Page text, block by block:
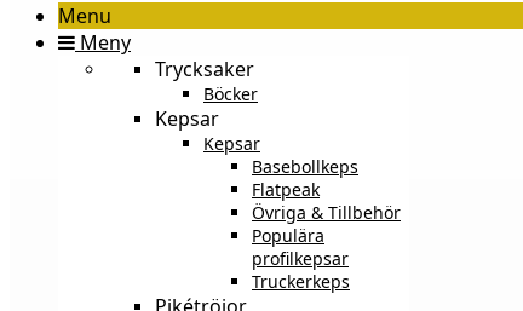
Menu
Meny
Trycksaker
Böcker
Kepsar
Kepsar
Basebollkeps
Flatpeak
Övriga & Tillbehör
Populära
profilkepsar
Truckerkeps